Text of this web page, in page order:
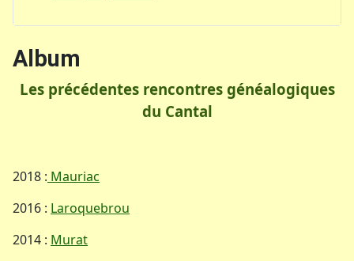
Album
Les précédentes rencontres généalogiques
du Cantal
2018 : Mauriac
2016 : Laroquebrou
2014 : Murat